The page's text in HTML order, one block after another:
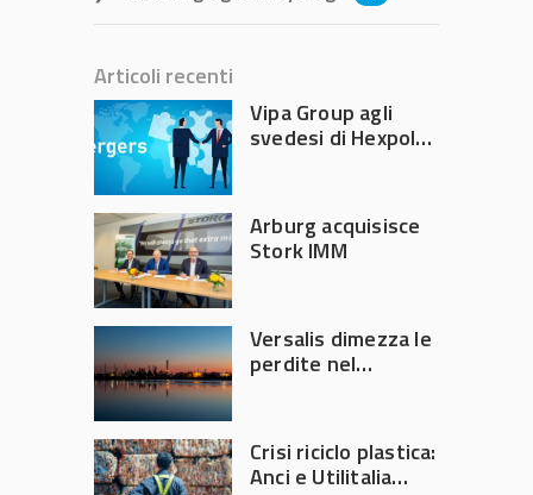
Articoli recenti
Vipa Group agli
svedesi di Hexpol
Arburg acquisisce
Stork IMM
Versalis dimezza le
perdite nel
Crisi riciclo plastica:
Anci e Utilitalia